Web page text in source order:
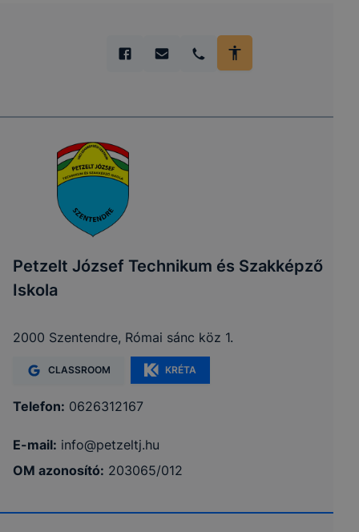
Petzelt József Technikum és Szakképző
Iskola
2000 Szentendre, Római sánc köz 1.
CLASSROOM KRÉTA
Telefon: 0626312167
E-mail: info@petzeltj.hu
OM azonosító: 203065/012